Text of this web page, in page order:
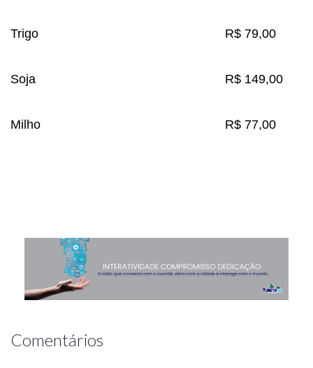
Trigo R$ 79,00
Soja R$ 149,00
Milho R$ 77,00
Comentários